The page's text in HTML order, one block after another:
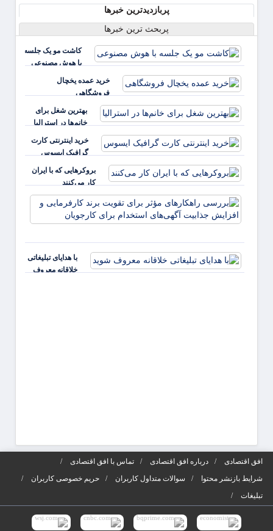
پربازدیدترین خبرها
پربحث ترین خبرها
کاشت مو یک جلسه
با هوش مصنوعی
خرید عمده یخچال
فروشگاهی
بهترین شغل برای
خانم‌ها در استرالیا
خرید اینترنتی کارت
گرافیک ایسوس
بروکرهایی‌ که با ایران
کار می‌کنند
با هدایای تبلیغاتی
خلاقانه معروف
افق اقتصادی درباره افق اقتصادی
تماس با افق اقتصادی
شرایط بازنشر محتوا
سوالات متداول کاربران
حریم خصوصی کاربران
تبلیغات